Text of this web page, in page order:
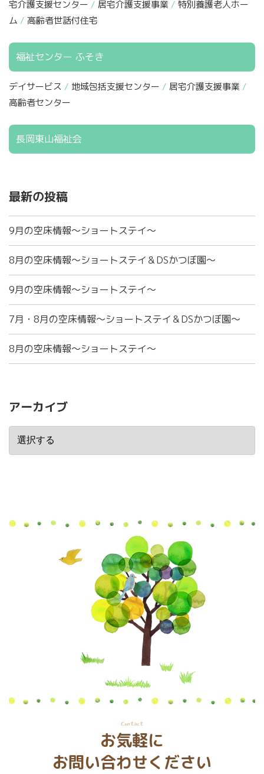
宅介護支援センター 居宅介護支援事業
特別養護老人ホー
ム
高齢者世話付住宅
福祉センター ふそき
デイサービス 地域包括支援センター
居宅介護支援事業
高齢者センター
長岡東山福祉会
最新の投稿
9月の空床情報～ショートステイ～
8月の空床情報～ショートステイ＆DSかつぼ園～
9月の空床情報～ショートステイ～
7月・8月の空床情報～ショートステイ＆DSかつぼ園～
8月の空床情報～ショートステイ～
アーカイブ
Contact
お気軽に
お問い合わせください